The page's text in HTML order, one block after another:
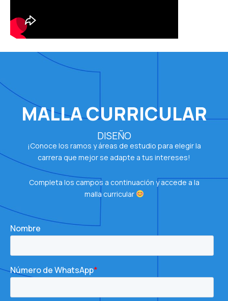
MALLA CURRICULAR
DISEÑO
¡Conoce los ramos y áreas de estudio para elegir la
carrera que mejor se adapte a tus intereses!
Completa los campos a continuación y accede a la
malla curricular